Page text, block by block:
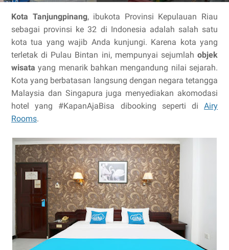
Kota Tanjungpinang, ibukota Provinsi Kepulauan Riau
sebagai provinsi ke 32 di Indonesia adalah salah satu
kota tua yang wajib Anda kunjungi. Karena kota yang
terletak di Pulau Bintan ini, mempunyai sejumlah objek
wisata yang menarik bahkan mengandung nilai sejarah.
Kota yang berbatasan langsung dengan negara tetangga
Malaysia dan Singapura juga menyediakan akomodasi
hotel yang #KapanAjaBisa dibooking seperti di Airy
Rooms.